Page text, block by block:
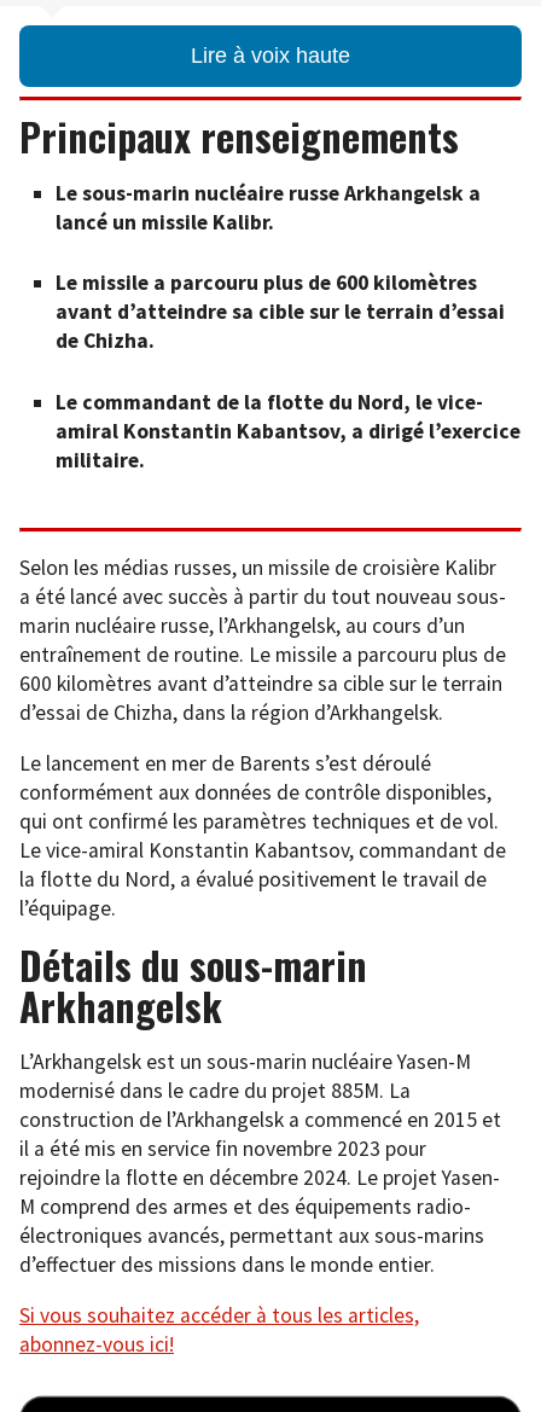
Lire à voix haute
Principaux renseignements
Le sous-marin nucléaire russe Arkhangelsk a
lancé un missile Kalibr.
Le missile a parcouru plus de 600 kilomètres
avant d’atteindre sa cible sur le terrain d’essai
de Chizha.
Le commandant de la flotte du Nord, le vice-
amiral Konstantin Kabantsov, a dirigé l’exercice
militaire.
Selon les médias russes, un missile de croisière Kalibr
a été lancé avec succès à partir du tout nouveau sous-
marin nucléaire russe, l’Arkhangelsk, au cours d’un
entraînement de routine. Le missile a parcouru plus de
600 kilomètres avant d’atteindre sa cible sur le terrain
d’essai de Chizha, dans la région d’Arkhangelsk.
Le lancement en mer de Barents s’est déroulé
conformément aux données de contrôle disponibles,
qui ont confirmé les paramètres techniques et de vol.
Le vice-amiral Konstantin Kabantsov, commandant de
la flotte du Nord, a évalué positivement le travail de
l’équipage.
Détails du sous-marin
Arkhangelsk
L’Arkhangelsk est un sous-marin nucléaire Yasen-M
modernisé dans le cadre du projet 885M. La
construction de l’Arkhangelsk a commencé en 2015 et
il a été mis en service fin novembre 2023 pour
rejoindre la flotte en décembre 2024. Le projet Yasen-
M comprend des armes et des équipements radio-
électroniques avancés, permettant aux sous-marins
d’effectuer des missions dans le monde entier.
Si vous souhaitez accéder à tous les articles,
abonnez-vous ici!